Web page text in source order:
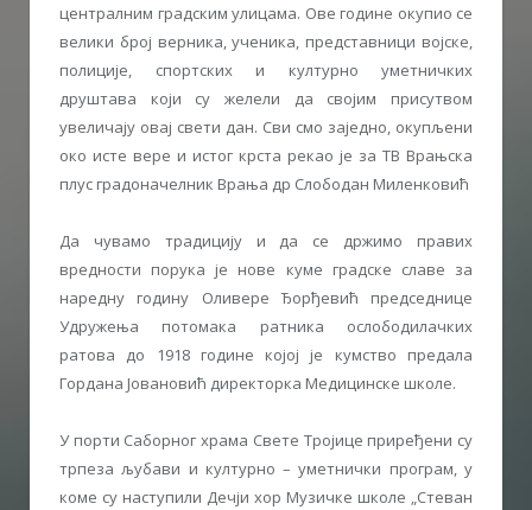
централним градским улицама. Ове године окупио се
велики број верника, ученика, представници војске,
полиције, спортских и културно уметничких
друштава који су желели да својим присутвом
увеличају овај свети дан. Сви смо заједно, окупљени
око исте вере и истог крста рекао је за ТВ Врањска
плус градоначелник Врања др Слободан Миленковић
Да чувамо традицију и да се држимо правих
вредности порука је нове куме градске славе за
наредну годину Оливере Ђорђевић председнице
Удружења потомака ратника ослободилачких
ратова до 1918 године којој је кумство предала
Гордана Јовановић директорка Медицинске школе.
У порти Саборног храма Свете Тројице приређени су
трпеза љубави и културно – уметнички програм, у
коме су наступили Дечји хор Музичке школе „Стеван